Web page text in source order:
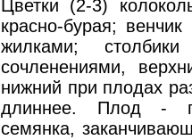
Цветки (2-3)
красно-бурая;
жилками;
сочленениями,
нижний при плодах
длиннее. Плод -
семянка,